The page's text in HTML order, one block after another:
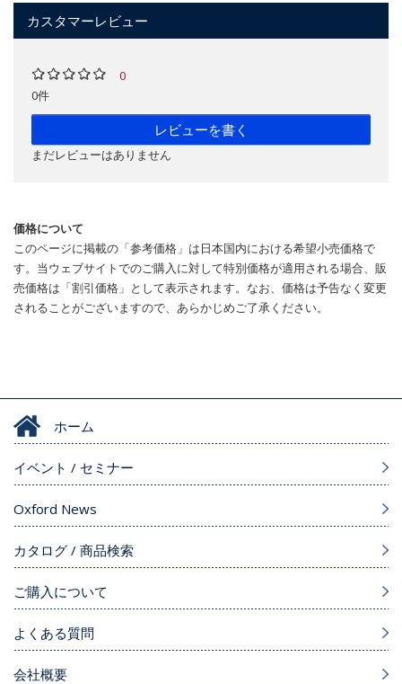
カスタマーレビュー
0
0件
レビューを書く
まだレビューはありません
価格について
このページに掲載の「参考価格」は日本国内における希望小売価格で
す。当ウェブサイトでのご購入に対して特別価格が適用される場合、販
売価格は「割引価格」として表示されます。なお、価格は予告なく変更
されることがございますので、あらかじめご了承ください。
ホーム
イベント / セミナー
Oxford News
カタログ / 商品検索
ご購入について
よくある質問
会社概要